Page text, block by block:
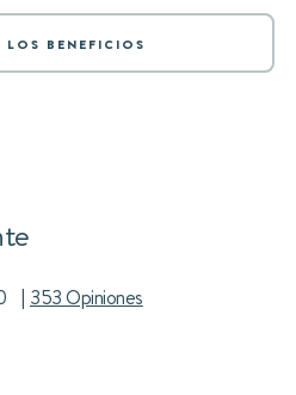
LOS BENEFICIOS
| 353 Opiniones